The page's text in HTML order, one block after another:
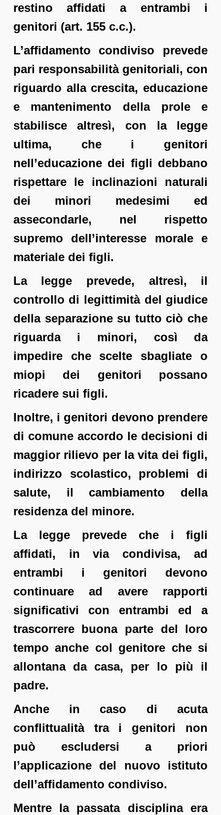
restino affidati a entrambi i
genitori (art. 155 c.c.).
L’affidamento condiviso prevede
pari responsabilità genitoriali, con
riguardo alla crescita, educazione
e mantenimento della prole e
stabilisce altresì, con la legge
ultima, che i genitori
nell’educazione dei figli debbano
rispettare le inclinazioni naturali
dei minori medesimi ed
assecondarle, nel rispetto
supremo dell’interesse morale e
materiale dei figli.
La legge prevede, altresì, il
controllo di legittimità del giudice
della separazione su tutto ciò che
riguarda i minori, così da
impedire che scelte sbagliate o
miopi dei genitori possano
ricadere sui figli.
Inoltre, i genitori devono prendere
di comune accordo le decisioni di
maggior rilievo per la vita dei figli,
indirizzo scolastico, problemi di
salute, il cambiamento della
residenza del minore.
La legge prevede che i figli
affidati, in via condivisa, ad
entrambi i genitori devono
continuare ad avere rapporti
significativi con entrambi ed a
trascorrere buona parte del loro
tempo anche col genitore che si
allontana da casa, per lo più il
padre.
Anche in caso di acuta
conflittualità tra i genitori non
può escludersi a priori
l’applicazione del nuovo istituto
dell’affidamento condiviso.
Mentre la passata disciplina era